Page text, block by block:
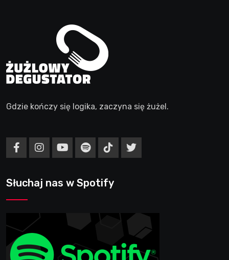
Gdzie kończy się logika, zaczyna się żużel.
Słuchaj nas w Spotify